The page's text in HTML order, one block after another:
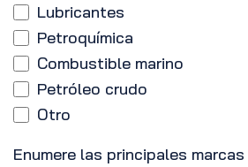
Lubricantes
Petroquímica
Combustible marino
Petróleo crudo
Otro
Enumere las principales